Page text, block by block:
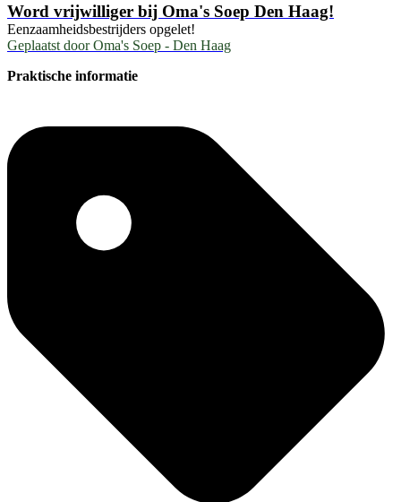
Word vrijwilliger bij Oma's Soep Den Haag!
Eenzaamheidsbestrijders opgelet!
Geplaatst door Oma's Soep - Den Haag
Praktische informatie